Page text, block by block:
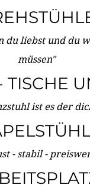
du liebst und du
müssen"
TISCHE
ist es der
- stabil -